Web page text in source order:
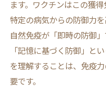
ストレスフリー
科学が解明する免疫
免疫細胞の働き
免疫反応のプロ
ます。ワクチンはこの獲
特定の病気からの防御力を
自然免疫が「即時の防御
「記憶に基づく防御」と
を理解することは、免疫
要です。